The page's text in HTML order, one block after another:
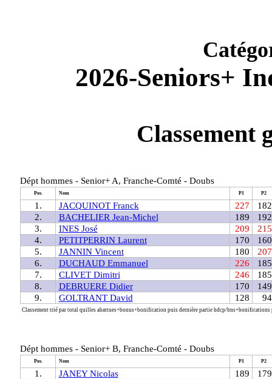
2026-Seniors+
Classement
Dépt hommes - Senior+ A, Franche-Comté - Doubs
Pos. Nom P1 P2
1. JACQUINOT Franck 227
182
2.
BACHELIER Jean-Michel 189
192
3.
INES José 209
215
4.
PETITPERRIN Laurent 170
160
5.
JANNIN Vincent 180
207
6.
DUCHAUD Emmanuel 226
185
7.
CLIVET Dimitri 246
185
8.
DEBRUERE Didier 170
149
9.
GOLTRANT David 128 94
Classement trié par total quilles abattues+bonus+bonification puis dernière partie hdcp/bns+bonifications
Dépt hommes - Senior+ B, Franche-Comté - Doubs
Pos. Nom P1 P2
1. JANEY Nicolas 189
179